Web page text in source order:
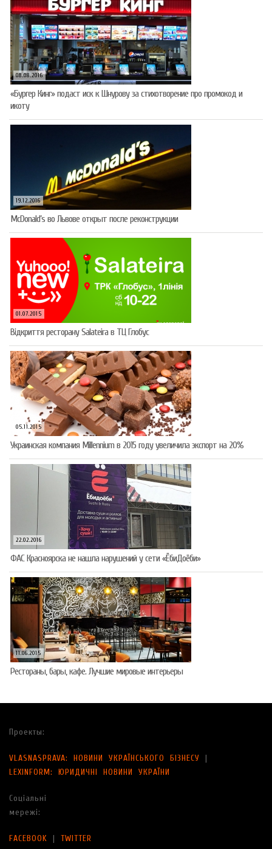
08.08.2016
«Бургер Кинг» подаст иск к Шнурову за стихотворение про промокод и
икоту
19.12.2016
McDonald’s во Львове открыт после реконструкции
01.07.2015
Відкриття ресторану Salateirа в ТЦ Глобус
05.11.2015
Украинская компания Millennium в 2015 году увеличила экспорт на 20%
22.02.2016
ФАС Красноярска не нашла нарушений у сети «ЁбиДоёби»
11.06.2015
Рестораны, бары, кафе. Лучшие мировые интерьеры
Проекты:
VLASNASPRAVA: НОВИНИ УКРАЇНСЬКОГО БІЗНЕСУ |
LEXINFORM: ЮРИДИЧНІ НОВИНИ УКРАЇНИ
Соціальні
мережі:
FACEBOOK | TWITTER